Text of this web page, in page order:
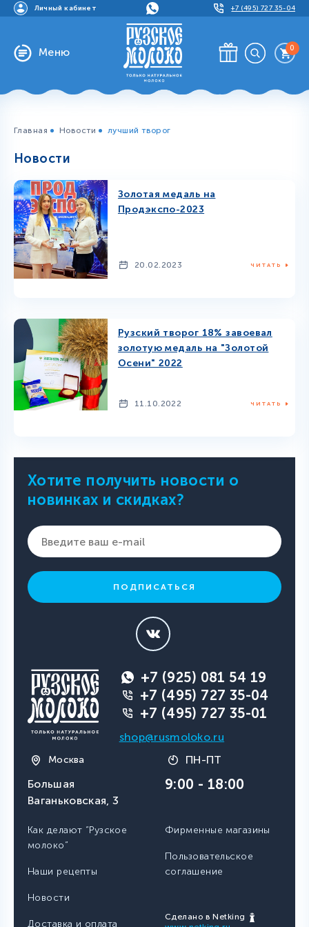
Личный кабинет +7 (495) 727 35-04
Меню 0
Главная Новости лучший творог
Новости
Золотая медаль на
Продэкспо-2023
20.02.2023 ЧИТАТЬ
Рузский творог 18% завоевал
золотую медаль на "Золотой
Осени" 2022
11.10.2022 ЧИТАТЬ
+7 (925) 081 54 19
+7 (495) 727 35-04
+7 (495) 727 35-01
shop@rusmoloko.ru
Москва
Большая
Ваганьковская, 3
ПН-ПТ
9:00 - 18:00
Как делают “Рузское
молоко”
Наши рецепты
Новости
Доставка и оплата
Фирменные магазины
Пользовательское
соглашение
Сделано в Netking
Хотите получить новости о
новинках и скидках?
ПОДПИСАТЬСЯ